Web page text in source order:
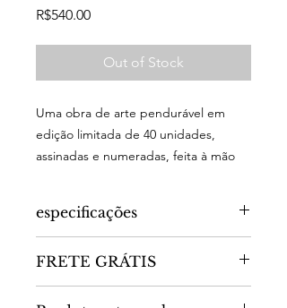
R$540.00Price
Out of Stock
Uma obra de arte pendurável em
edição limitada de 40 unidades,
assinadas e numeradas, feita à mão
especificações
impressão serigrafia sobre MDF 9mm
peso - 0.4kg
FRETE GRÁTIS